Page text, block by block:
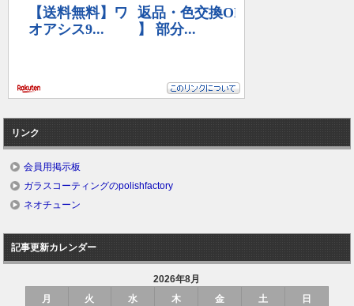
リンク
会員用掲示板
ガラスコーティングのpolishfactory
ネオチューン
記事更新カレンダー
2026年8月
月
火 水 木 金 土 日